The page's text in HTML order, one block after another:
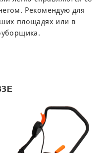
Рекомендую для
площадях или в